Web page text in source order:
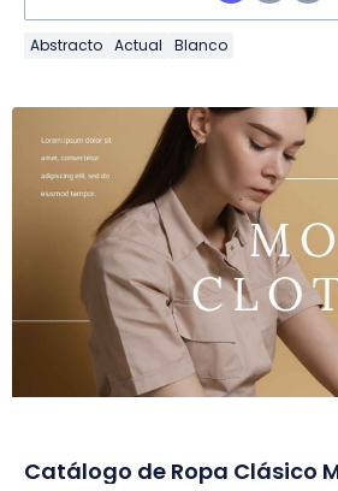
Abstracto Actual Blanco